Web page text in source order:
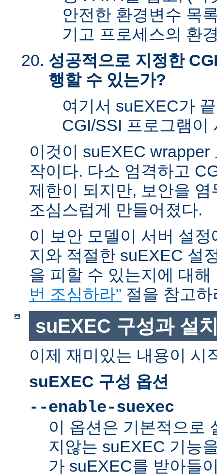
안전한 환경변수 목
기고 프로세스의 환
성공적으로 지정한
행할 수 있는가?
여기서 suEXEC가
CGI/SSI 프로그램이
이것이 suEXEC wrapper
작이다. 다소 엄격하고
제한이 되지만, 보안을
조심스럽게 만들어졌다.
이 보안 모델이 서버 설
지와 적절한 suEXEC 설
을 피할 수 있는지에 대
번 조심하라" 절을 참고하
suEXEC 구성과 설
이제 재미있는 내용이 시
suEXEC 구성 옵션
--enable-suexec
이 옵션은 기본적으로
지않는 suEXEC 기능
가 suEXEC를 받아들